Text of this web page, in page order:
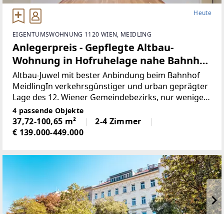
Heute
EIGENTUMSWOHNUNG 1120 WIEN, MEIDLING
Anlegerpreis - Gepflegte Altbau-
Wohnung in Hofruhelage nahe Bahnhof
Meidling - Barrierearmes Erdgeschoss!
Altbau-Juwel mit bester Anbindung beim Bahnhof
MeidlingIn verkehrsgünstiger und urban geprägter
Lage des 12. Wiener Gemeindebezirks, nur wenige
Gehminuten vom Bahnhof Meidling entfernt,
befindet sich dieses gepflegte Wiener Altbauhaus
nahe der
4 passende Objekte
37,72-100,65 m²
2-4 Zimmer
€ 139.000-449.000